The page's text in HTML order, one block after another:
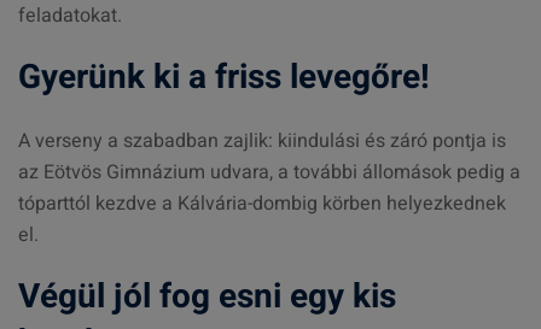
feladatokat.
Gyerünk ki a friss levegőre!
A verseny a szabadban zajlik: kiindulási és záró pontja is
az Eötvös Gimnázium udvara, a további állomások pedig a
tóparttól kezdve a Kálvária-dombig körben helyezkednek
el.
Végül jól fog esni egy kis